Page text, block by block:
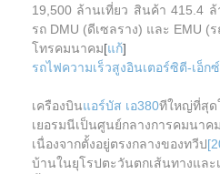
19,500 ล้านเที่ยว สินค้า 415.4
รถ DMU (ดีเซลราง) และ EMU (
โทรคมนาคม[แก้]
รถไฟความเร็วสูงอินเตอร์ซิตี-เอ็ก
เครืองบินแอร์บัส เอ380ทีใหญ่ที่สุด
เยอรมนีเป็นศูนย์กลางการคมนา
เนื่องจากตั้งอยู่ตรงกลางของทวีป
บ้านในยุโรปตะวันตกเส้นทางและ